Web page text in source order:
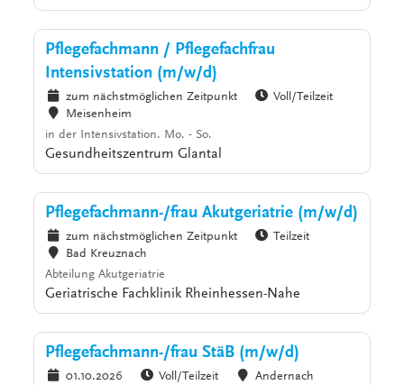
Pflegefachmann / Pflegefachfrau
Intensivstation (m/w/d)
zum nächstmöglichen Zeitpunkt
Voll/Teilzeit
Meisenheim
in der Intensivstation. Mo. - So.
Gesundheitszentrum Glantal
Pflegefachmann-/frau Akutgeriatrie (m/w/d)
zum nächstmöglichen Zeitpunkt
Teilzeit
Bad Kreuznach
Abteilung Akutgeriatrie
Geriatrische Fachklinik Rheinhessen-Nahe
Pflegefachmann-/frau StäB (m/w/d)
01.10.2026 Voll/Teilzeit
Andernach